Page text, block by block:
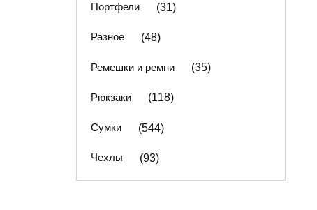
Портфели (31)
Разное (48)
Ремешки и ремни (35)
Рюкзаки (118)
Сумки (544)
Чехлы (93)